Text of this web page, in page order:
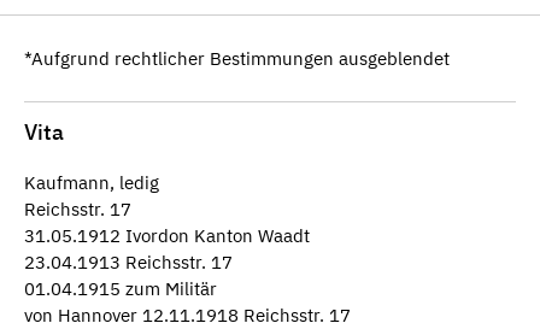
*Aufgrund rechtlicher Bestimmungen ausgeblendet
Vita
Kaufmann, ledig
Reichsstr. 17
31.05.1912 Ivordon Kanton Waadt
23.04.1913 Reichsstr. 17
01.04.1915 zum Militär
von Hannover 12.11.1918 Reichsstr. 17